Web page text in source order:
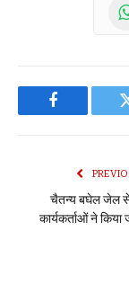
Facebook
चैतन्य बघेल जेल से
कार्यकर्ताओं ने किया